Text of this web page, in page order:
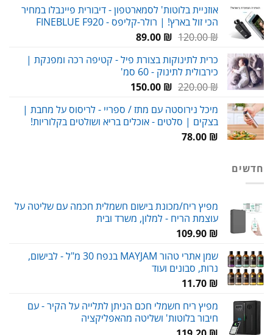
היה:
80.00 ₪.
הוא:
59.00 ₪.
אוזניית בלוטות' לסמארטפון - דיבורית פיינבלו במחיר
הכי זול בארץ! | רולר-קליפס - FINEBLUE F920
120.00₪
המחיר
היה:
120.00 ₪.
89.00 ₪
המחיר
הוא:
89.00 ₪.
כרית לתינוקות בצורת פיל - קטיפה רכה ומפנקת |
כירבולית לתינוק - 60 סמ'
220.00₪
המחיר
היה:
220.00 ₪.
150.00 ₪
המחיר
הוא:
150.00 ₪.
מיכל נירוסטה עם מתז / ספריי - לריסוס על מחבת |
בצקים | סלטים - אוכלים בריא ושולטים בקלוריות!
78.00 ₪
חדשים
מפיץ ריח/מכונת בישום חשמלית חכמה עם שליטה על
עוצמת הריח - למלון, משרד ובית
109.90 ₪
שמן אתרי טהור MAYJAM בנפח 30 מ"ל - לבישום,
נרות, סבונים ועוד
11.70 ₪
מפיץ ריח חשמלי חכם הניתן לתלייה על הקיר - עם
חיבור בלוטות' ושליטה מהאפליקציה